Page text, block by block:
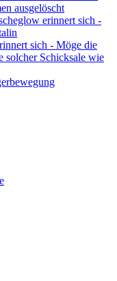
ausgelöscht
erinnert sich -
sich - Möge die
solcher Schicksale wie